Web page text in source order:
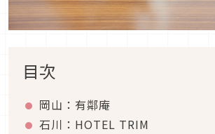
目次
岡山：有鄰庵
石川：HOTEL TRIM